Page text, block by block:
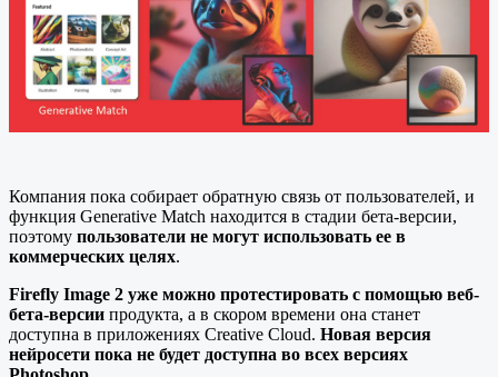
Компания пока собирает обратную связь от пользователей, и
функция Generative Match находится в стадии бета-версии,
поэтому пользователи не могут использовать ее в
коммерческих целях.
Firefly Image 2 уже можно протестировать с помощью веб-
бета-версии продукта, а в скором времени она станет
доступна в приложениях Creative Cloud. Новая версия
нейросети пока не будет доступна во всех версиях